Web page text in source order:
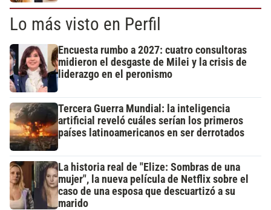
Lo más visto en Perfil
Encuesta rumbo a 2027: cuatro consultoras
midieron el desgaste de Milei y la crisis de
liderazgo en el peronismo
Tercera Guerra Mundial: la inteligencia
artificial reveló cuáles serían los primeros
países latinoamericanos en ser derrotados
La historia real de "Elize: Sombras de una
mujer", la nueva película de Netflix sobre el
caso de una esposa que descuartizó a su
marido